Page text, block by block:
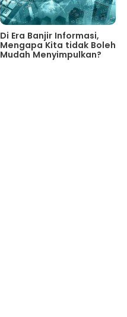
Di Era Banjir Informasi,
Mengapa Kita tidak Boleh
Mudah Menyimpulkan?